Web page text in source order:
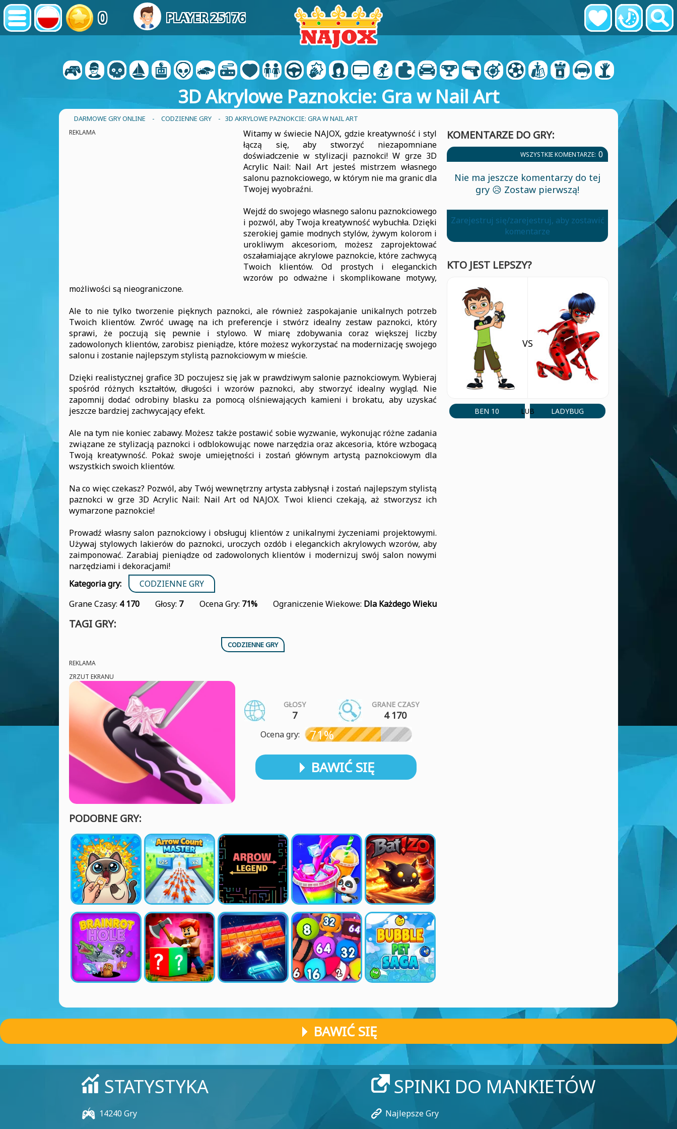
0 PLAYER 25176
3D Akrylowe Paznokcie: Gra w Nail Art
DARMOWE GRY ONLINE - CODZIENNE GRY - 3D AKRYLOWE PAZNOKCIE: GRA W NAIL ART
REKLAMA
Witamy w świecie NAJOX, gdzie kreatywność i styl
łączą się, aby stworzyć niezapomniane
doświadczenie w stylizacji paznokci! W grze 3D
Acrylic Nail: Nail Art jesteś mistrzem własnego
salonu paznokciowego, w którym nie ma granic dla
Twojej wyobraźni.
Wejdź do swojego własnego salonu paznokciowego
i pozwól, aby Twoja kreatywność wybuchła. Dzięki
szerokiej gamie modnych stylów, żywym kolorom i
urokliwym akcesoriom, możesz zaprojektować
oszałamiające akrylowe paznokcie, które zachwycą
Twoich klientów. Od prostych i eleganckich
wzorów po odważne i skomplikowane motywy,
możliwości są nieograniczone.
Ale to nie tylko tworzenie pięknych paznokci, ale również zaspokajanie unikalnych potrzeb
Twoich klientów. Zwróć uwagę na ich preferencje i stwórz idealny zestaw paznokci, który
sprawi, że poczują się pewnie i stylowo. W miarę zdobywania coraz większej liczby
zadowolonych klientów, zarobisz pieniądze, które możesz wykorzystać na modernizację swojego
salonu i zostanie najlepszym stylistą paznokciowym w mieście.
Dzięki realistycznej grafice 3D poczujesz się jak w prawdziwym salonie paznokciowym. Wybieraj
spośród różnych kształtów, długości i wzorów paznokci, aby stworzyć idealny wygląd. Nie
zapomnij dodać odrobiny blasku za pomocą olśniewających kamieni i brokatu, aby uzyskać
jeszcze bardziej zachwycający efekt.
Ale na tym nie koniec zabawy. Możesz także postawić sobie wyzwanie, wykonując różne zadania
związane ze stylizacją paznokci i odblokowując nowe narzędzia oraz akcesoria, które wzbogacą
Twoją kreatywność. Pokaż swoje umiejętności i zostań głównym artystą paznokciowym dla
wszystkich swoich klientów.
Na co więc czekasz? Pozwól, aby Twój wewnętrzny artysta zabłysnął i zostań najlepszym stylistą
paznokci w grze 3D Acrylic Nail: Nail Art od NAJOX. Twoi klienci czekają, aż stworzysz ich
wymarzone paznokcie!
Prowadź własny salon paznokciowy i obsługuj klientów z unikalnymi życzeniami projektowymi.
Używaj stylowych lakierów do paznokci, uroczych ozdób i eleganckich akrylowych wzorów, aby
zaimponować. Zarabiaj pieniądze od zadowolonych klientów i modernizuj swój salon nowymi
narzędziami i dekoracjami!
Kategoria gry:
CODZIENNE GRY
Grane Czasy: 4 170 Głosy: 7 Ocena Gry: 71% Ograniczenie Wiekowe: Dla Każdego Wieku
TAGI GRY:
CODZIENNE GRY
REKLAMA
ZRZUT EKRANU
GŁOSY
7
GRANE CZASY
4 170
Ocena gry: 71%
BAWIĆ SIĘ
PODOBNE GRY:
KOMENTARZE DO GRY:
WSZYSTKIE KOMENTARZE: 0
Nie ma jeszcze komentarzy do tej
gry 😥 Zostaw pierwszą!
Zarejestruj się/zarejestruj, aby zostawić
komentarze
KTO JEST LEPSZY?
BEN 10
VS
LUB LADYBUG
BAWIĆ SIĘ
STATYSTYKA
14240 Gry
SPINKI DO MANKIETÓW
Najlepsze Gry